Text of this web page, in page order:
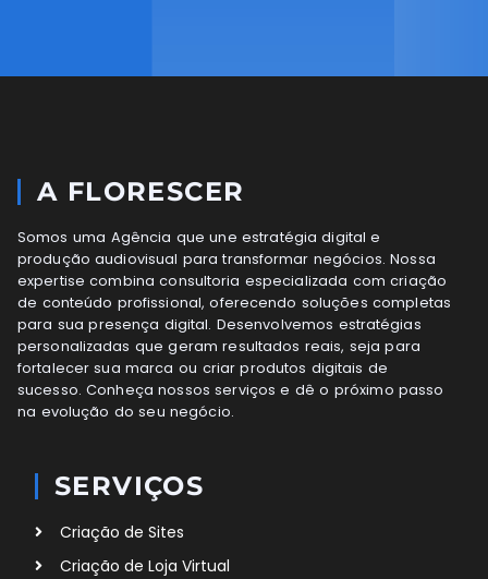
A FLORESCER
Somos uma Agência que une estratégia digital e
produção audiovisual para transformar negócios. Nossa
expertise combina consultoria especializada com criação
de conteúdo profissional, oferecendo soluções completas
para sua presença digital. Desenvolvemos estratégias
personalizadas que geram resultados reais, seja para
fortalecer sua marca ou criar produtos digitais de
sucesso. Conheça nossos serviços e dê o próximo passo
na evolução do seu negócio.
SERVIÇOS
Criação de Sites
Criação de Loja Virtual